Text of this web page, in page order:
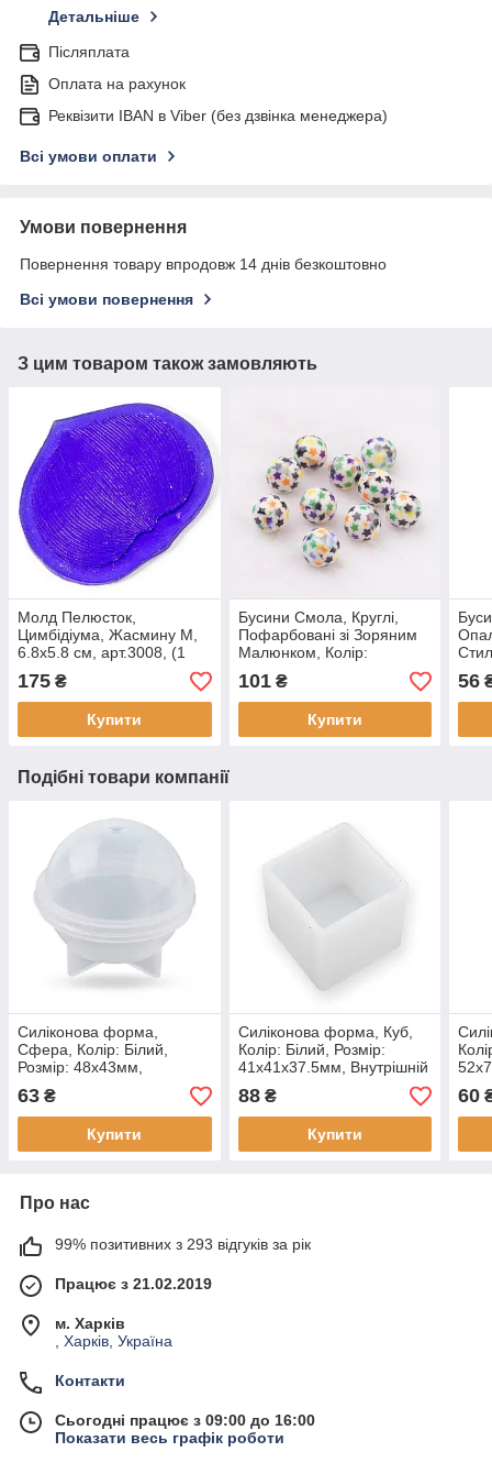
Детальніше
Післяплата
Оплата на рахунок
Реквізити IBAN в Viber (без дзвінка менеджера)
Всі умови оплати
Умови повернення
Повернення товару впродовж 14 днів безкоштовно
Всі умови повернення
З цим товаром також замовляють
Молд Пелюсток,
Цимбідіума, Жасмину М,
6.8х5.8 см, арт.3008, (1
шт)
175 ₴
Купити
Бусини Смола, Круглі,
Пофарбовані зі Зоряним
Малюнком, Колір:
Різнобарвний, 10 мм,
Отвір 2 мм, 10 шт./
паковка, (1 упаковка)
101₴
Купити
56
Подібні товари компанії
Силіконова форма,
Сфера, Колір: Білий,
Розмір: 48х43мм,
63 ₴
Купити
Силіконова форма, Куб,
Колір: Білий, Розмір:
41х41х37.5мм, Внутрішній
88₴
Купити
60
Про нас
99% позитивних з 293 відгуків за рік
Працює з 21.02.2019
м. Харків
, Харків, Україна
Контакти
Сьогодні працює з 09:00 до 16:00
Показати весь графік роботи